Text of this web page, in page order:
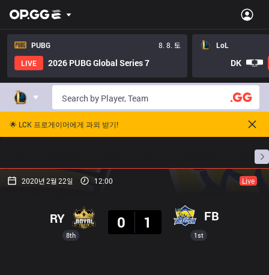
PUBG
8. 8. 토
LIVE
2026 PUBG Global Series 7
LoL
DK
🌟 LCK 프로게이머에게 과외 받기!
프로빌
2020년 2월 22일 12:00 Live
8th
RY
0
1 FB
1st